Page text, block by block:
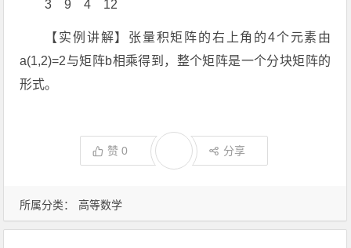
3 9 4 12
【实例讲解】张量积矩阵的右上角的4个元素由
a(1,2)=2与矩阵b相乘得到，整个矩阵是一个分块矩阵的
形式。
赞0 分享
所属分类： 高等数学